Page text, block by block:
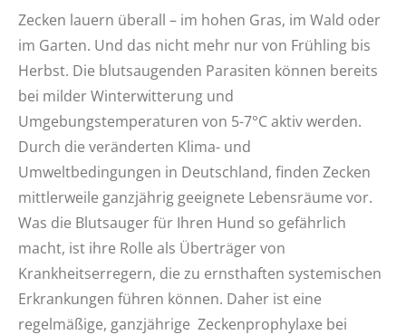
Zecken lauern überall – im hohen Gras, im Wald oder
im Garten. Und das nicht mehr nur von Frühling bis
Herbst. Die blutsaugenden Parasiten können bereits
bei milder Winterwitterung und
Umgebungstemperaturen von 5-7°C aktiv werden.
Durch die veränderten Klima- und
Umweltbedingungen in Deutschland, finden Zecken
mittlerweile ganzjährig geeignete Lebensräume vor.
Was die Blutsauger für Ihren Hund so gefährlich
macht, ist ihre Rolle als Überträger von
Krankheitserregern, die zu ernsthaften systemischen
Erkrankungen führen können. Daher ist eine
regelmäßige, ganzjährige Zeckenprophylaxe bei